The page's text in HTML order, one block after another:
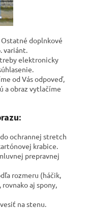
doplnkové
variánt.
elektronicky
od Vás odpoveď,
a obraz vytlačíme
ochrannej stretch
krabice.
prepravnej
rozmeru (háčik,
aj spony,
na stenu.